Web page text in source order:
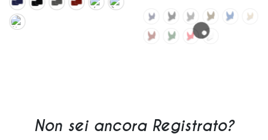
Non sei ancora Registrato?